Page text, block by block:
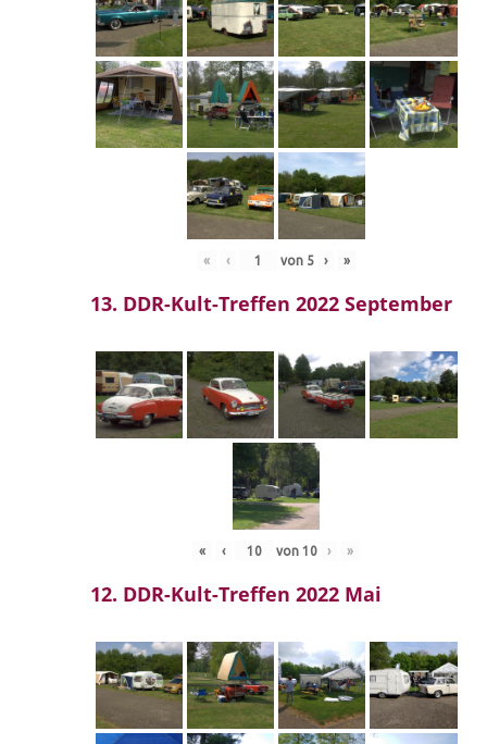
« ‹ von 5 › »
13. DDR-Kult-Treffen 2022 September
« ‹ von 10 › »
12. DDR-Kult-Treffen 2022 Mai